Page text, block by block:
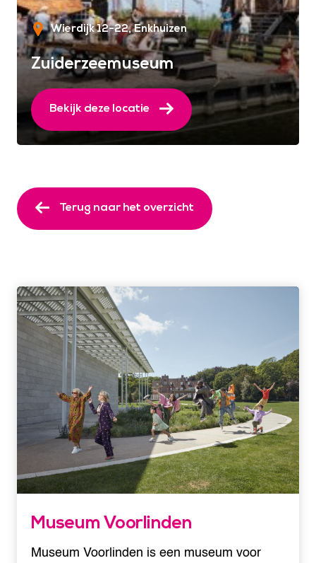
Wierdijk 12-22 Enkhuizen
Zuiderzeemuseum
Bekijk deze locatie
Terug naar het overzicht
Museum Voorlinden
Museum Voorlinden is een museum voor